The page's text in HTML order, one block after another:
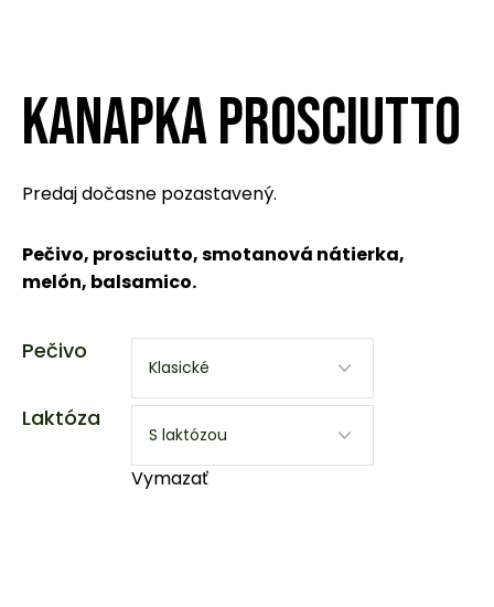
KANAPKA PROSCIUTTO
Predaj dočasne pozastavený.
Pečivo, prosciutto, smotanová nátierka,
melón, balsamico.
Pečivo
Laktóza
Vymazať